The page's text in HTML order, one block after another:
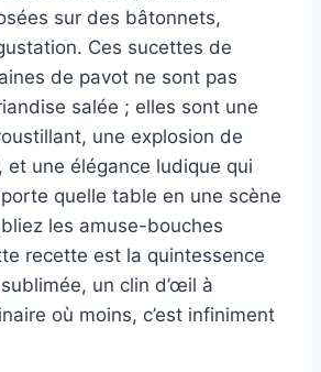
sur des bâtonnets,
Ces sucettes de
de pavot ne sont pas
salée ; elles sont une
une explosion de
et une élégance ludique qui
quelle table en une scène
les amuse-bouches
recette est la quintessence
un clin d’œil à
où moins, c’est infiniment